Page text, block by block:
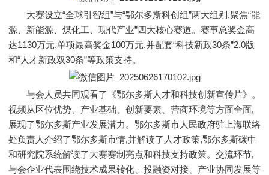
大赛设立“全球引智组”与“鄂尔多斯科创组”两大组别,聚焦“能
源、新能源、煤化工、现代产业”四大核心赛道。赛事总奖金高
达1130万元,单项最高奖金100万元,并配套“科技新政30条”2.0版
和“人才新政双30条”等政策支持。
与会人员共同观看了《鄂尔多斯人才和科技创新宣传片》。
视频从区位优势、产业基础、创新要素、营商环境等方面全面,
展现了鄂尔多斯产业发展潜力。鄂尔多斯市人民政府驻上海联络
处负责人介绍了鄂尔多斯市情,并解读了人才政策,鄂尔多斯碳中
和研究院系统解读了大赛赛制亮点和科技支持政策。交流环节,
与会企业代表围绕技术成果转化、投融资对接、产业协同发展等